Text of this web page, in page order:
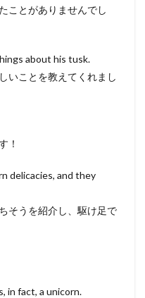
ことがありませんでし
about his tusk.
いことを教えてくれまし
！
delicacies, and they
そうを紹介し、駆け足で
in fact, a unicorn.